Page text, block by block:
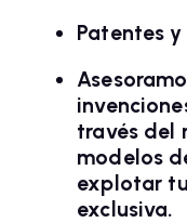
Patentes
través del
modelos
explotar
exclusiva.